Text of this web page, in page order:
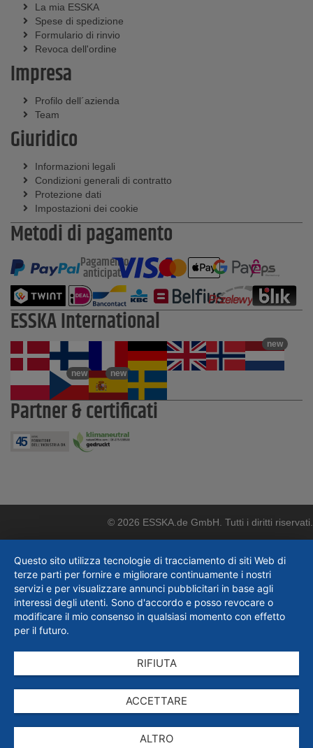
La mia ESSKA
Spese di spedizione
Formulario di rinvio
Revoca dell'ordine
Impresa
Profilo dell´azienda
Team
Giuridico
Informazioni legali
Condizioni generali di contratto
Protezione dati
Impostazioni dei cookie
Metodi di pagamento
Pagamento
anticipato
ESSKA International
new
new new
Partner & certificati
© 2026 ESSKA.de GmbH. Tutti i diritti riservati.
Questo sito utilizza tecnologie di tracciamento di siti Web di
terze parti per fornire e migliorare continuamente i nostri
servizi e per visualizzare annunci pubblicitari in base agli
interessi degli utenti. Sono d'accordo e posso revocare o
modificare il mio consenso in qualsiasi momento con effetto
per il futuro.
RIFIUTA
ACCETTARE
ALTRO